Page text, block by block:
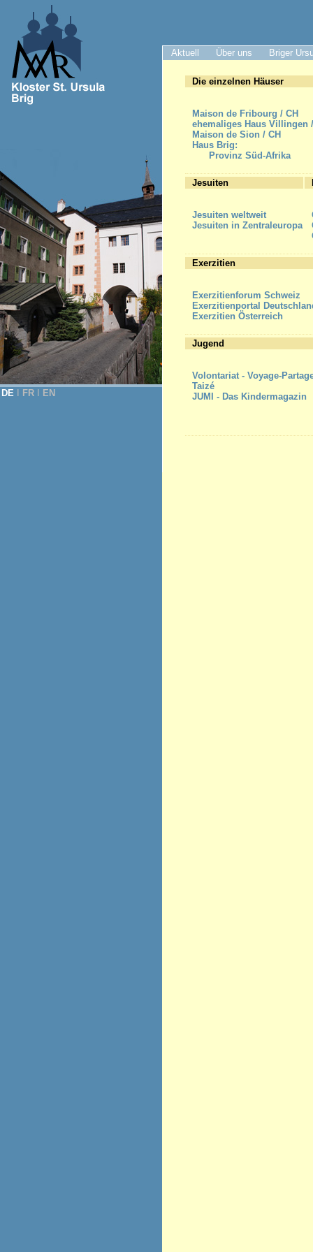
Aktuell Über uns Briger
DE FR EN
Die einzelnen Häuser
Maison de Fribourg / CH
ehemaliges Haus Villingen
Maison de Sion / CH
Haus Brig:
Provinz Süd-Afrika
Jesuiten
Jesuiten weltweit
Jesuiten in Zentraleuropa
Exerzitien
Exerzitienforum Schweiz
Exerzitienportal
Exerzitien Österreich
Jugend
Volontariat - Voyage-
Taizé
JUMI - Das Kindermagazin